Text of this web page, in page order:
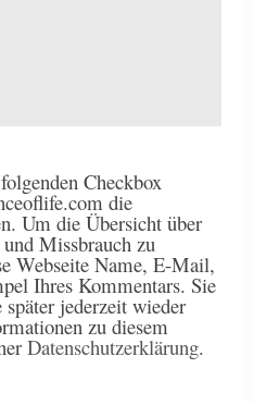
Checkbox
die
Um die Übersicht über
Missbrauch zu
Webseite Name, E-Mail,
Ihres Kommentars. Sie
jederzeit wieder
zu diesem
Datenschutzerklärung.